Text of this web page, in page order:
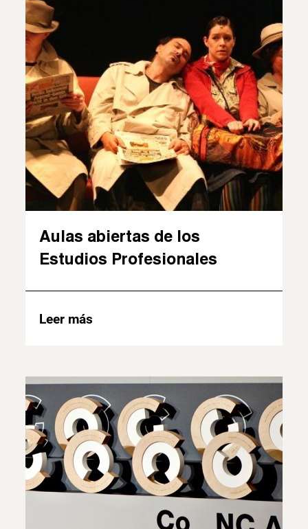
Aulas abiertas de los
Estudios Profesionales
Leer más